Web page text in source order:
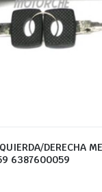
DERECHA
6387600059